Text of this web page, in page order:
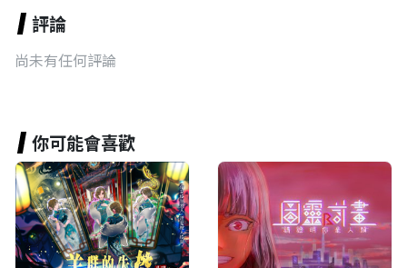
評論
尚未有任何評論
你可能會喜歡